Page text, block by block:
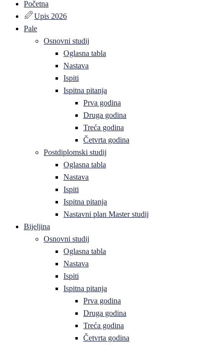
Početna
Upis 2026
Pale
Osnovni studij
Oglasna tabla
Nastava
Ispiti
Ispitna pitanja
Prva godina
Druga godina
Treća godina
Četvrta godina
Postdiplomski studij
Oglasna tabla
Nastava
Ispiti
Ispitna pitanja
Nastavni plan Master studij
Bijeljina
Osnovni studij
Oglasna tabla
Nastava
Ispiti
Ispitna pitanja
Prva godina
Druga godina
Treća godina
Četvrta godina